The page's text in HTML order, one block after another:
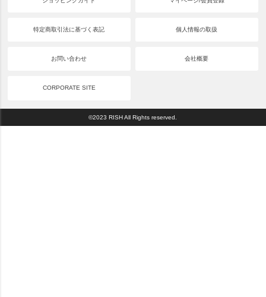
特定商取引法に基づく表記 個人情報の取扱
お問い合わせ 会社概要
CORPORATE SITE
©2023 RISH All Rights reserved.